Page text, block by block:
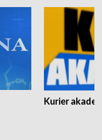
Kurier